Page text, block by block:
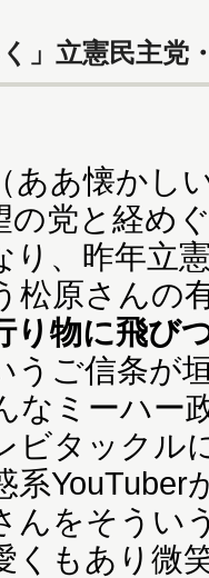
」立憲民主党
あ懐かし
の党と経め
り、昨年立
松原さんの
り物に飛び
うご信条が
なミーハー
ビタックル
系YouTuber
んをそうい
くもあり微